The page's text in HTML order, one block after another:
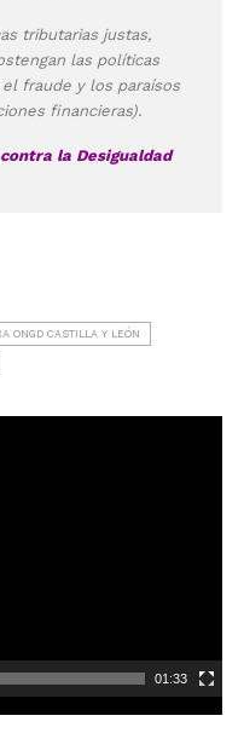
tributarias justas,
las políticas
fraude y los paraísos
financieras).
la Desigualdad
ONGD CASTILLA Y LEÓN
01:33